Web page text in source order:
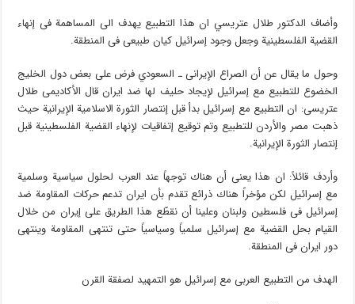
وأضاف الدكتور طلال عتريسي ان هذا التطبیع یهدف الی المساهمة فی إنهاء
القضیة الفلسطینیة وجعل وجود إسرائیل کیان طبیعی فی المنطقة.
وحول ما یقال عن أن الصراع الإیرانی ـ السعودي فرض علی بعض دول الخلیج
الخضوع للتطبیع مع إسرائیل لإیجاد حلیف لها ضد ایران قال الأکادیمی طلال
عتریسی: ان التطبیع مع إسرائیل بدأ قبل إنتصار الثورة الاسلامية الإیرانیة حیث
ذهبت مصر والأردن للتطبیع وتم توقیع إتفاقیات لإنهاء القضیة الفلسطینیة قبل
إنتصار الثورة الإیرانیة.
وأردف قائلاً: ان هذا یعنی أن هناك توجهاً عند العرب لحلول سیاسیة وسلمیة
مع إسرائیل لکن مؤخراً هناك ذرائع تقدم بأن ایران تدعم حرکات المقاومة ضد
إسرائیل فی فلسطین ولبنان وعلینا أن نقطّع هذا الطریق علی إیران من خلال
القیام بحل القضیة مع إسرائیل سلمیاً وسیاسیاً حتی تنتهی المقاومة وینتهی
دور ایران فی المنطقة.
الهدف من التطبیع العربی مع إسرائیل هو التمهید لصفقة القرن